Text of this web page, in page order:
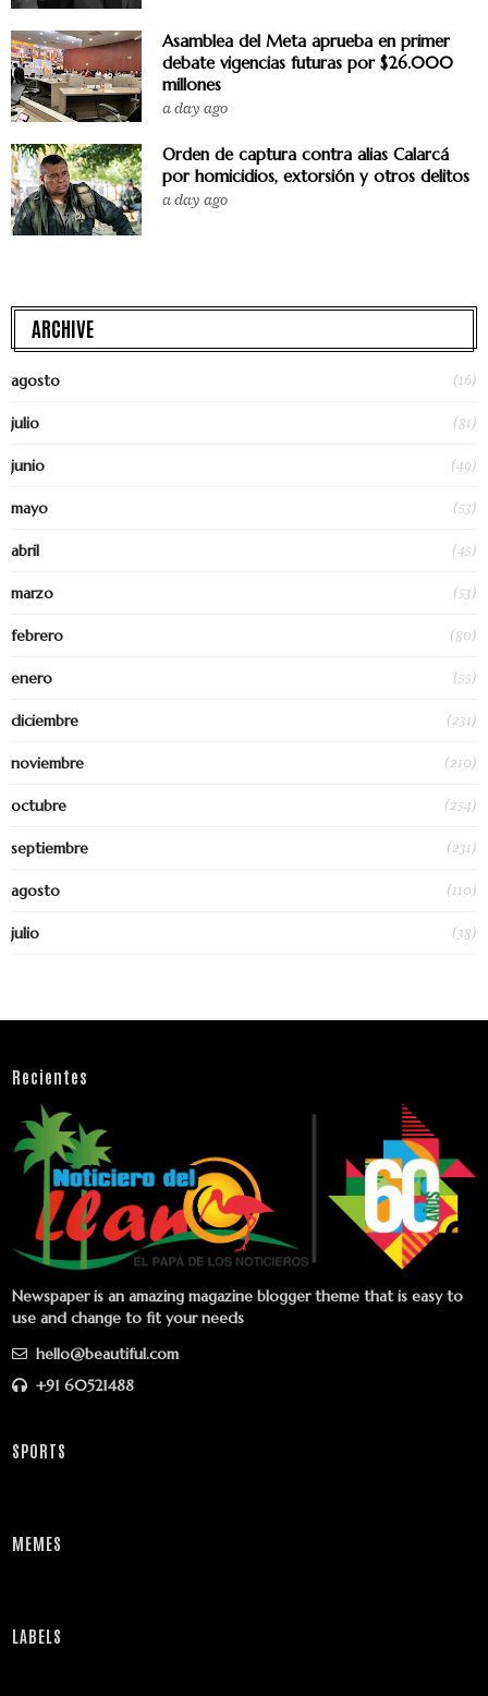
Asamblea del Meta aprueba en primer
debate vigencias futuras por $26.000
millones
a day ago
Orden de captura contra alias Calarcá
por homicidios, extorsión y otros delitos
a day ago
ARCHIVE
agosto (16)
julio (81)
junio (49)
mayo (53)
abril (45)
marzo (53)
febrero (80)
enero (55)
diciembre (231)
noviembre (210)
octubre (254)
septiembre (231)
agosto (110)
julio (38)
Recientes
Newspaper is an amazing magazine blogger theme that is easy to
use and change to fit your needs
hello@beautiful.com
+91 60521488
SPORTS
MEMES
LABELS